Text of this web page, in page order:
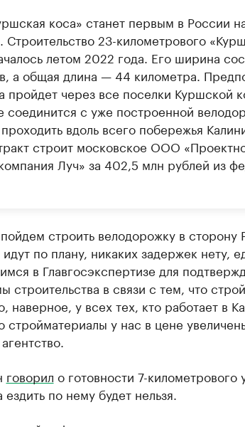
коса» станет первым в России
Строительство 23-километрового
летом 2022 года. Его ширина
а общая длина — 44 километра.
пройдет через все поселки Куршской
соединится с уже построенной
вдоль всего побережья
строит московское ООО
Луч» за 402,5 млн рублей из
строить велодорожку в сторону
по плану, никаких задержек нету,
в Глaвгосэкспертизе для
строительства в связи с тем, что
наверное, у всех тех, кто работает в
стройматериалы у нас в цене
говорил о готовности 7-километрового
по нему будет нельзя.